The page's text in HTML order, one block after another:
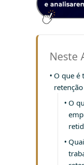
Neste
O que é
O